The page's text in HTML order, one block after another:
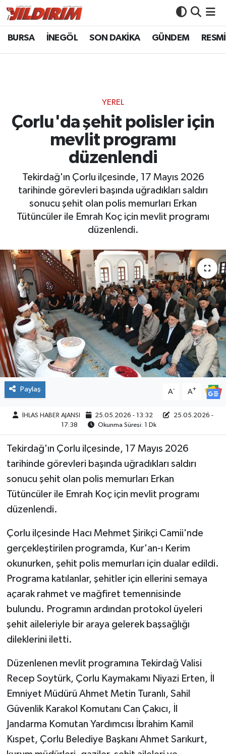
BURSA İNEGÖL SON DAKİKA GÜNDEM
YEREL
Çorlu'da şehit polisler için
mevlit programı
düzenlendi
Tekirdağ'ın Çorlu ilçesinde, 17 Mayıs 2026
tarihinde görevleri başında uğradıkları saldırı
sonucu şehit olan polis memurları Erkan
Tütüncüler ile Emrah Koç için mevlit programı
düzenlendi.
Paylaş A- A+
İHLAS HABER AJANSI 25.05.2026 - 13:32
25.05.2026 -
17:38
Okunma Süresi: 1 Dk
Tekirdağ'ın Çorlu ilçesinde, 17 Mayıs 2026
tarihinde görevleri başında uğradıkları saldırı
sonucu şehit olan polis memurları Erkan
Tütüncüler ile Emrah Koç için mevlit programı
düzenlendi.
Çorlu ilçesinde Hacı Mehmet Şirikçi Camii'nde
gerçekleştirilen programda, Kur'an-ı Kerim
okunurken, şehit polis memurları için dualar edildi.
Programa katılanlar, şehitler için ellerini semaya
açarak rahmet ve mağfiret temennisinde
bulundu. Programın ardından protokol üyeleri
şehit aileleriyle bir araya gelerek başsağlığı
dileklerini iletti.
Düzenlenen mevlit programına Tekirdağ Valisi
Recep Soytürk, Çorlu Kaymakamı Niyazi Erten, İl
Emniyet Müdürü Ahmet Metin Turanlı, Sahil
Güvenlik Karakol Komutanı Can Çakıcı, İl
Jandarma Komutan Yardımcısı İbrahim Kamil
Kıspet, Çorlu Belediye Başkanı Ahmet Sarıkurt,
BURSA
GÜNDEM
RESMİ İLANLAR
SİYASET
YAŞAM
Bursa Nöbetçi Eczaneler
Bursa Trafik Yoğunluk Haritası
Süper Lig Puan Durumu ve Fikstür
Son Dakika Haberleri
Haber Arşivi